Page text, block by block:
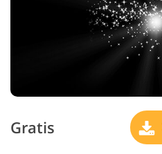
Gratis